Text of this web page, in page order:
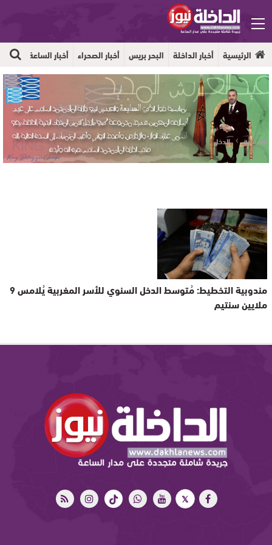
الرئيسية أخبار الداخلة البحر بريس أخبار الصحراء أخبار الساعة
الرئيسية الدخل
مندوبية التخطيط: مُتوسط الدخل السنوي للأسر المغربية يُلامس 9
ملايين سنتيم